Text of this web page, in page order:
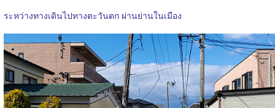
ระหว่างทางเดินไปทางตะวันตก ผ่านย่านในเมือง